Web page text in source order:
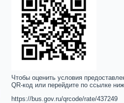
Чтобы оценить условия
QR-код или перейдите по ссылке
https://bus.gov.ru/qrcode/rate/437249